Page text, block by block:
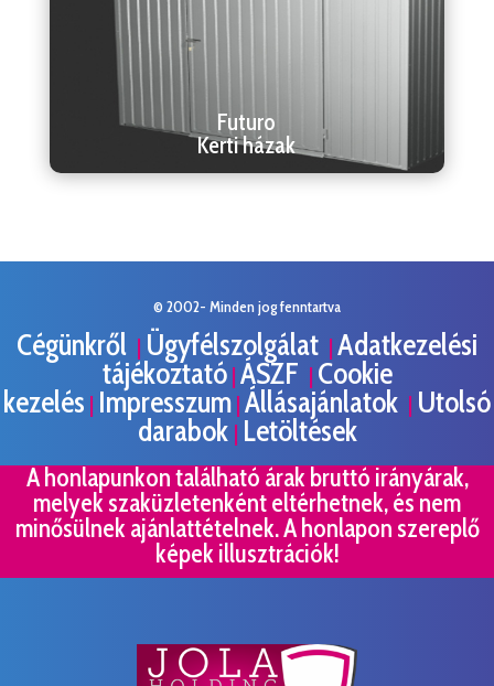
Futuro
Kerti házak
© 2002- Minden jog fenntartva
Cégünkről | Ügyfélszolgálat | Adatkezelési
tájékoztató| ÁSZF | Cookie
kezelés | Impresszum | Állásajánlatok | Utolsó
darabok | Letöltések
A honlapunkon található árak bruttó irányárak,
melyek szaküzletenként eltérhetnek, és nem
minősülnek ajánlattételnek. A honlapon szereplő
képek illusztrációk!